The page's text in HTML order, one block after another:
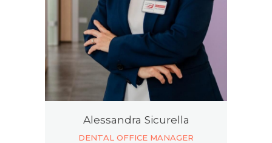
Alessandra Sicurella
DENTAL OFFICE MANAGER